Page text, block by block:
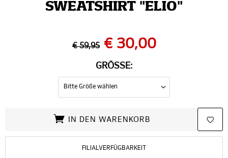
SWEATSHIRT "ELIO"
€ 59,95 € 30,00
GRÖSSE:
IN DEN WARENKORB
FILIALVERFÜGBARKEIT